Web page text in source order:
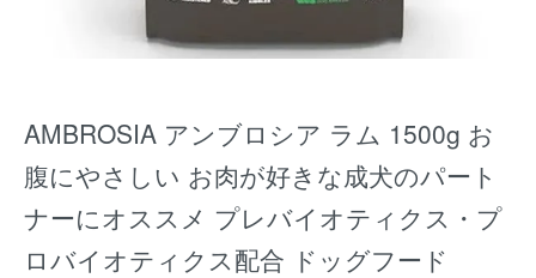
AMBROSIA アンブロシア ラム 1500g お
腹にやさしい お肉が好きな成犬のパート
ナーにオススメ プレバイオティクス・プ
ロバイオティクス配合 ドッグフード